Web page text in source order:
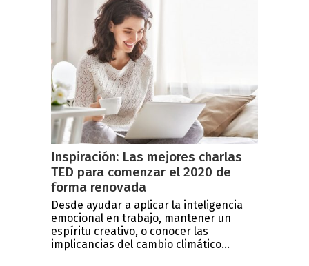
Inspiración: Las mejores charlas
TED para comenzar el 2020 de
forma renovada
Desde ayudar a aplicar la inteligencia
emocional en trabajo, mantener un
espíritu creativo, o conocer las
implicancias del cambio climático...